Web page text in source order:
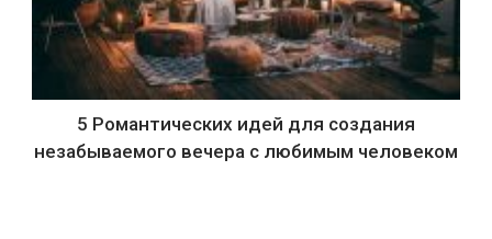
5 Романтических идей для создания
незабываемого вечера с любимым человеком